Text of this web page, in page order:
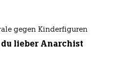
gegen Kinderfiguren
du lieber Anarchist